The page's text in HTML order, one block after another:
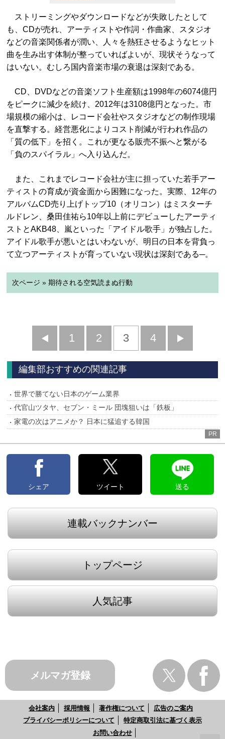
ストリーミングやダウンロードなどが失敗したとして
も、CDが売れ、アーティストや作詞・作曲家、スタジオ
などの音楽関係者が潤い、人々を熱狂させるようなヒット
曲を生み出す体制が整っていればよいが、現状そうなって
はいない。むしろ国内音楽市場の衰退は深刻である。
CD、DVDなどの音楽ソフト生産額は1998年の6074億円
をピークに減少を続け、2012年は3108億円となった。市
場規模の縮小は、レコード会社やスタジオなどの制作現場
を直撃する。経営悪化によりコスト削減が行われ作品の
「質の低下」を招く。これが更なる販売不振へと繋がる
「負のスパイラル」へ入り込んだ。
また、これまでレコード会社が主に担っていた若手アー
ティストの育成が資金面から困難になった。実際、12年の
アルバムCD売り上げトップ10（オリコン）はミスターチ
ルドレン、桑田佳祐ら10年以上前にデビューしたアーティ
ストとAKB48、嵐といった「アイドル歌手」が独占した。
アイドル歌手が悪いとはいわないが、明日の日本を背負っ
て立つアーティストが育っていない現状は深刻である─。
次ページ » 期待される空気読まぬ行動
前
へ
1 2 3 4
へ
編集部おすすめの関連記事
世界で勝てない日本のゲーム業界
代官山ツタヤ、セブン・ミール 団塊狙いは「鉄板」
家電の次はアニメか？ 日本に猛追する韓国
PR
シェア ツイート 送る
連載バックナンバー
トップページ
人気記事
メルマガ登録
会社案内 採用情報 著作権について
広告のご案内
プライバシーポリシーについて
特定商取引法に基づく表示
お問い合わせ